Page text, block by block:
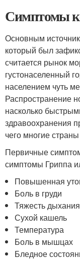
Симптомы
Основным
который был
считается рынок
густонаселенный
населением чуть
Распространение
насколько
здравоохранения
чего многие
Первичные
симптомы Гриппа
Повышенная
Боль в груди
Тяжесть дыхания
Сухой кашель
Температура
Боль в мышцах
Бледное